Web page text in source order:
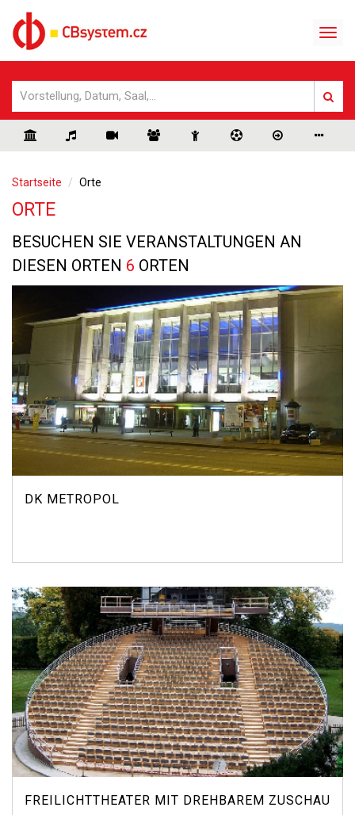
Startseite Orte
ORTE
BESUCHEN SIE VERANSTALTUNGEN AN
DIESEN ORTEN 6 ORTEN
DK METROPOL
FREILICHTTHEATER MIT DREHBAREM